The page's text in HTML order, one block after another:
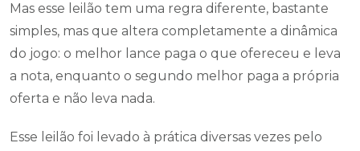
Mas esse leilão tem uma regra diferente, bastante
simples, mas que altera completamente a dinâmica
do jogo: o melhor lance paga o que ofereceu e leva
a nota, enquanto o segundo melhor paga a própria
oferta e não leva nada.
Esse leilão foi levado à prática diversas vezes pelo